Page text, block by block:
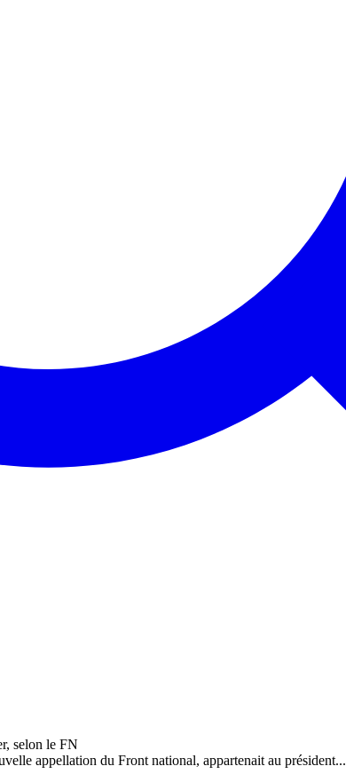
appellation du Front national, appartenait au président...